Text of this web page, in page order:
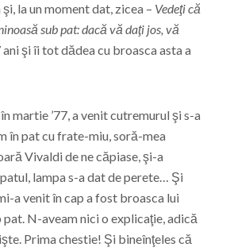
la un moment dat, zicea – Vedeţi că
sub pat: dacă vă daţi jos, vă
şi îi tot dădea cu broasca asta a
martie ’77, a venit cutremurul şi s-a
în pat cu frate-miu, soră-mea
Vivaldi de ne căpiase, şi-a
lampa s-a dat de perete… Şi
a venit în cap a fost broasca lui
N-aveam nici o explicaţie, adică
Prima chestie! Şi bineînţeles că